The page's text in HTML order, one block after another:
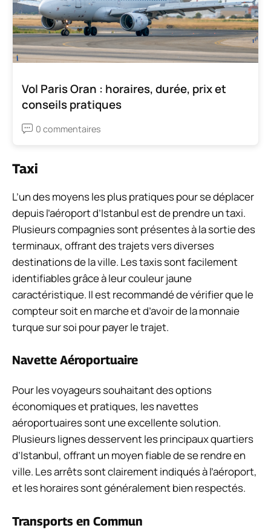
Vol Paris Oran : horaires, durée, prix et
conseils pratiques
0 commentaires
Taxi
L’un des moyens les plus pratiques pour se déplacer
depuis l’aéroport d’Istanbul est de prendre un taxi.
Plusieurs compagnies sont présentes à la sortie des
terminaux, offrant des trajets vers diverses
destinations de la ville. Les taxis sont facilement
identifiables grâce à leur couleur jaune
caractéristique. Il est recommandé de vérifier que le
compteur soit en marche et d’avoir de la monnaie
turque sur soi pour payer le trajet.
Navette Aéroportuaire
Pour les voyageurs souhaitant des options
économiques et pratiques, les navettes
aéroportuaires sont une excellente solution.
Plusieurs lignes desservent les principaux quartiers
d’Istanbul, offrant un moyen fiable de se rendre en
ville. Les arrêts sont clairement indiqués à l’aéroport,
et les horaires sont généralement bien respectés.
Transports en Commun